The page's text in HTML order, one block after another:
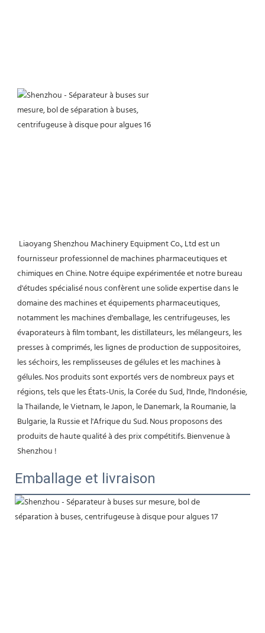
fournisseur professionnel de machines pharmaceutiques et
chimiques en Chine. Notre équipe expérimentée et notre bureau
d'études spécialisé nous confèrent une solide expertise dans le
domaine des machines et équipements pharmaceutiques,
notamment les machines d'emballage, les centrifugeuses, les
évaporateurs à film tombant, les distillateurs, les mélangeurs, les
presses à comprimés, les lignes de production de suppositoires,
les séchoirs, les remplisseuses de gélules et les machines à
gélules. Nos produits sont exportés vers de nombreux pays et
régions, tels que les États-Unis, la Corée du Sud, l'Inde, l'Indonésie,
la Thaïlande, le Vietnam, le Japon, le Danemark, la Roumanie, la
Bulgarie, la Russie et l'Afrique du Sud. Nous proposons des
produits de haute qualité à des prix compétitifs. Bienvenue à
Shenzhou !
Emballage et livraison